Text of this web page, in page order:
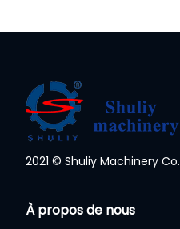
2021 © Shuliy Machinery
À propos de nous